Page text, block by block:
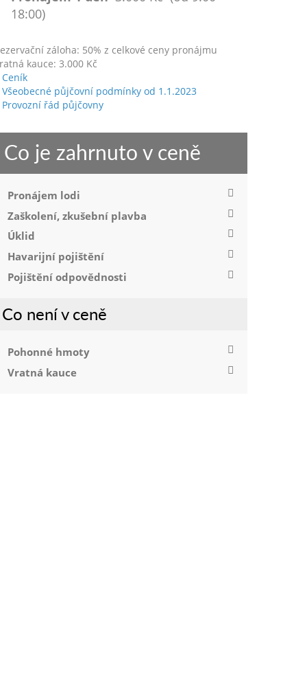
18:00)
záloha: 50% z celkové ceny pronájmu
kauce: 3.000 Kč
Ceník
Všeobecné půjčovní podmínky od 1.1.2023
Provozní řád půjčovny
Co je zahrnuto v ceně
Pronájem lodi
Zaškolení, zkušební plavba
Úklid
Havarijní pojištění
Pojištění odpovědnosti
Co není v ceně
Pohonné hmoty
Vratná kauce